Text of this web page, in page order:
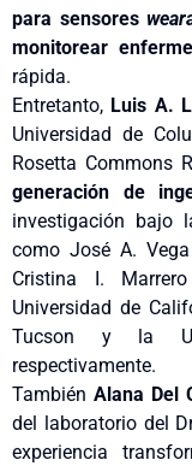
para sensores
monitorear
rápida.
Entretanto, Luis A.
Universidad de
Rosetta Commons
generación de
investigación bajo
como José A.
Cristina I.
Universidad de
Tucson y la
respectivamente.
También Alana Del
del laboratorio del
experiencia